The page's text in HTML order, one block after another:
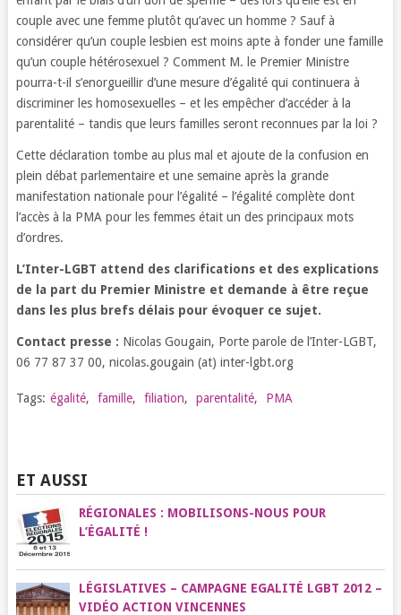
couple avec une femme plutôt qu’avec un homme ? Sauf à
considérer qu’un couple lesbien est moins apte à fonder une famille
qu’un couple hétérosexuel ? Comment M. le Premier Ministre
pourra-t-il s’enorgueillir d’une mesure d’égalité qui continuera à
discriminer les homosexuelles – et les empêcher d’accéder à la
parentalité – tandis que leurs familles seront reconnues par la loi ?
Cette déclaration tombe au plus mal et ajoute de la confusion en
plein débat parlementaire et une semaine après la grande
manifestation nationale pour l’égalité – l’égalité complète dont
l’accès à la PMA pour les femmes était un des principaux mots
d’ordres.
L’Inter-LGBT attend des clarifications et des explications
de la part du Premier Ministre et demande à être reçue
dans les plus brefs délais pour évoquer ce sujet.
Contact presse : Nicolas Gougain, Porte parole de l’Inter-LGBT,
06 77 87 37 00, nicolas.gougain (at) inter-lgbt.org
Tags: égalité, famille, filiation, parentalité, PMA
ET AUSSI
RÉGIONALES : MOBILISONS-NOUS POUR
L’ÉGALITÉ !
LÉGISLATIVES – CAMPAGNE EGALITÉ LGBT 2012 –
VIDÉO ACTION VINCENNES